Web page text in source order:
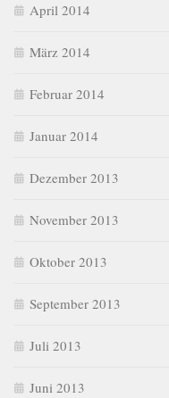
April 2014
März 2014
Februar 2014
Januar 2014
Dezember 2013
November 2013
Oktober 2013
September 2013
Juli 2013
Juni 2013